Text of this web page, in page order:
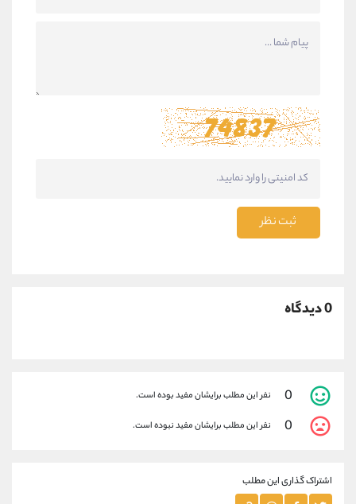
ثبت نظر
0 دیدگاه
0 نفر این مطلب برایشان مفید بوده است.
0 نفر این مطلب برایشان مفید نبوده است.
اشتراک گذاری این مطلب